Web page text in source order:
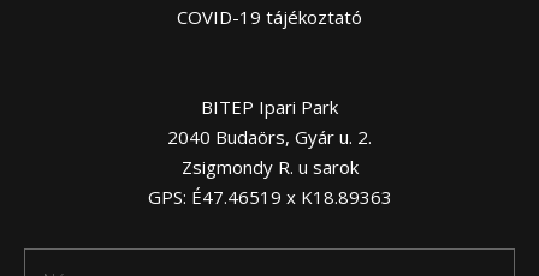
COVID-19 tájékoztató
BITEP Ipari Park
2040 Budaörs, Gyár u. 2.
Zsigmondy R. u sarok
GPS: É47.46519 x K18.89363